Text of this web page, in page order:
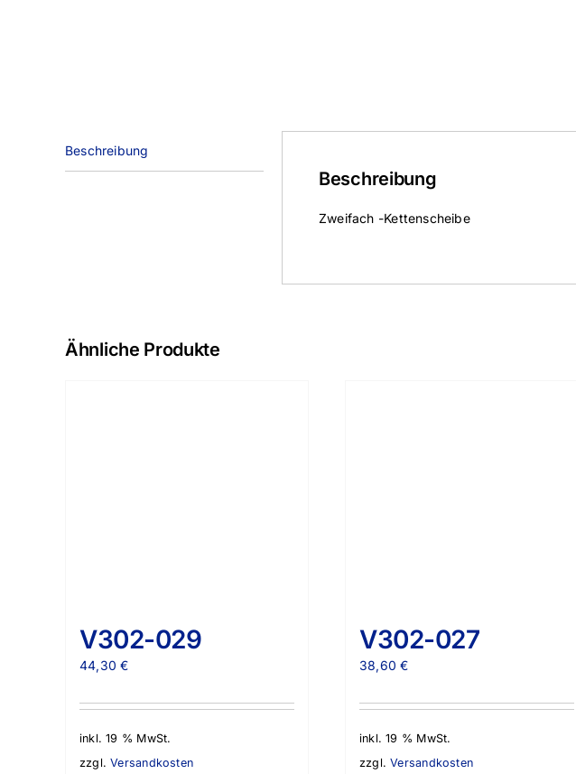
Beschreibung
Beschreibung
Zweifach -Kettenscheibe
Ähnliche Produkte
V302-029
44,30€
inkl. 19 % MwSt.
zzgl.Versandkosten
V302-027
38,60€
inkl. 19 % MwSt.
zzgl.Versandkosten